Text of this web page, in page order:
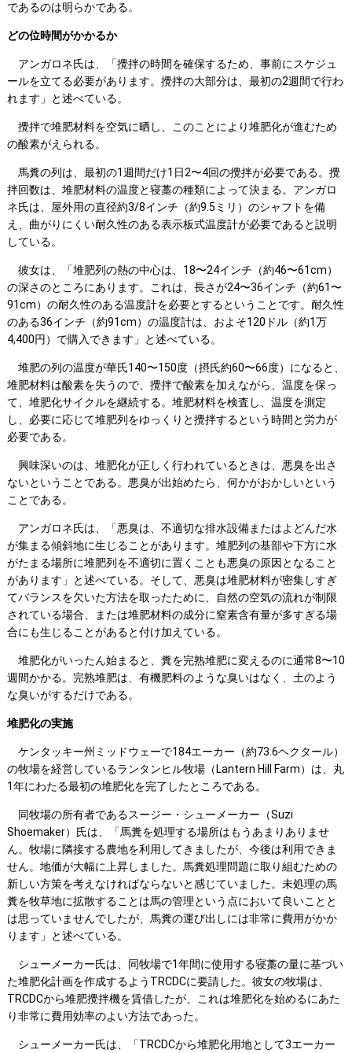
であるのは明らかである。
どの位時間がかかるか
アンガロネ氏は、「攪拌の時間を確保するため、事前にスケジュ
ールを立てる必要があります。攪拌の大部分は、最初の2週間で行わ
れます」と述べている。
攪拌で堆肥材料を空気に晒し、このことにより堆肥化が進むため
の酸素がえられる。
馬糞の列は、最初の1週間だけ1日2〜4回の攪拌が必要である。攪
拌回数は、堆肥材料の温度と寝藁の種類によって決まる。アンガロ
ネ氏は、屋外用の直径約3/8インチ（約9.5ミリ）のシャフトを備
え、曲がりにくい耐久性のある表示板式温度計が必要であると説明
している。
彼女は、「堆肥列の熱の中心は、18〜24インチ（約46〜61cm）
の深さのところにあります。これは、長さが24〜36インチ（約61〜
91cm）の耐久性のある温度計を必要とするということです。耐久性
のある36インチ（約91cm）の温度計は、およそ120ドル（約1万
4,400円）で購入できます」と述べている。
堆肥の列の温度が華氏140〜150度（摂氏約60〜66度）になると、
堆肥材料は酸素を失うので、攪拌で酸素を加えながら、温度を保っ
て、堆肥化サイクルを継続する。堆肥材料を検査し、温度を測定
し、必要に応じて堆肥列をゆっくりと攪拌するという時間と労力が
必要である。
興味深いのは、堆肥化が正しく行われているときは、悪臭を出さ
ないということである。悪臭が出始めたら、何かがおかしいという
ことである。
アンガロネ氏は、「悪臭は、不適切な排水設備またはよどんだ水
が集まる傾斜地に生じることがあります。堆肥列の基部や下方に水
がたまる場所に堆肥列を不適切に置くことも悪臭の原因となること
があります」と述べている。そして、悪臭は堆肥材料が密集しすぎ
てバランスを欠いた方法を取ったために、自然の空気の流れが制限
されている場合、または堆肥材料の成分に窒素含有量が多すぎる場
合にも生じることがあると付け加えている。
堆肥化がいったん始まると、糞を完熟堆肥に変えるのに通常8〜10
週間かかる。完熟堆肥は、有機肥料のような臭いはなく、土のよう
な臭いがするだけである。
堆肥化の実施
ケンタッキー州ミッドウェーで184エーカー（約73.6ヘクタール）
の牧場を経営しているランタンヒル牧場（Lantern Hill Farm）は、丸
1年にわたる最初の堆肥化を完了したところである。
同牧場の所有者であるスージー・シューメーカー（Suzi
Shoemaker）氏は、「馬糞を処理する場所はもうあまりありませ
ん。牧場に隣接する農地を利用してきましたが、今後は利用できま
せん。地価が大幅に上昇しました。馬糞処理問題に取り組むための
新しい方策を考えなければならないと感じていました。未処理の馬
糞を牧草地に拡散することは馬の管理という点において良いことと
は思っていませんでしたが、馬糞の運び出しには非常に費用がかか
ります」と述べている。
シューメーカー氏は、同牧場で1年間に使用する寝藁の量に基づい
た堆肥化計画を作成するようTRCDCに要請した。彼女の牧場は、
TRCDCから堆肥攪拌機を賃借したが、これは堆肥化を始めるにあた
り非常に費用効率のよい方法であった。
シューメーカー氏は、「TRCDCから堆肥化用地として3エーカー